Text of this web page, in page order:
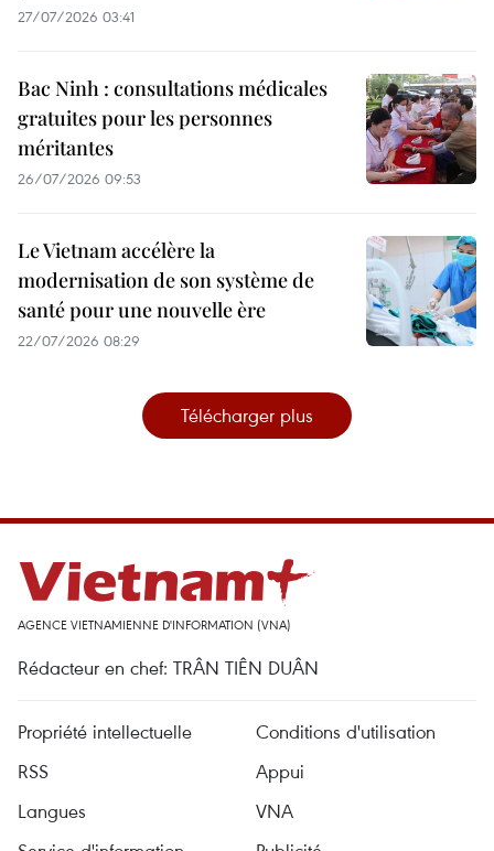
27/07/2026 03:41
Bac Ninh : consultations médicales
gratuites pour les personnes
méritantes
26/07/2026 09:53
Le Vietnam accélère la
modernisation de son système de
santé pour une nouvelle ère
22/07/2026 08:29
Télécharger plus
AGENCE VIETNAMIENNE D'INFORMATION (VNA)
Rédacteur en chef: TRÂN TIÊN DUÂN
Propriété intellectuelle
Conditions d'utilisation
RSS
Appui
Langues
VNA